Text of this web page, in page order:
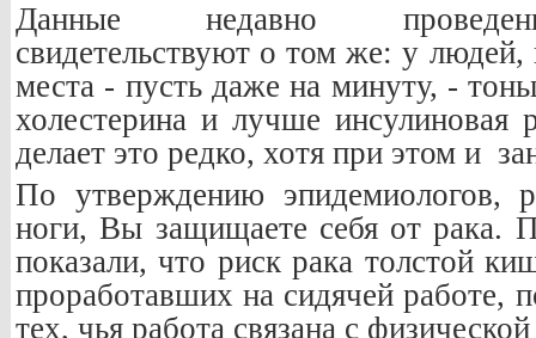
Данные недавно
свидетельствуют о том же: у людей,
места - пусть даже на минуту, -
холестерина и лучше инсулиновая
делает это редко, хотя при этом и
По утверждению эпидемиологов,
ноги, Вы защищаете себя от рака.
показали, что риск рака толстой
проработавших на сидячей работе,
тех, чья работа связана с